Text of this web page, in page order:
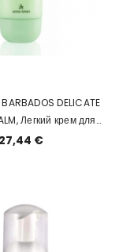
DELICATE
Легкий крем для
проблемной кожи
27,44 €